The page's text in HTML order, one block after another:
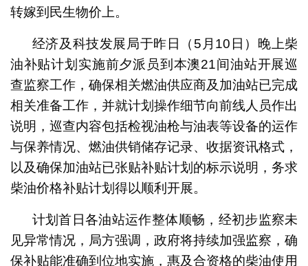
转嫁到民生物价上。
经济及科技发展局于昨日（5月10日）晚上柴
油补贴计划实施前夕派员到本澳21间油站开展巡
查监察工作，确保相关燃油供应商及加油站已完成
相关准备工作，并就计划操作细节向前线人员作出
说明，巡查内容包括检视油枪与油表等设备的运作
与保养情况、燃油供销储存记录、收据资讯格式，
以及确保加油站已张贴补贴计划的标示说明，务求
柴油价格补贴计划得以顺利开展。
计划首日各油站运作整体顺畅，经初步监察未
见异常情况，局方强调，政府将持续加强监察，确
保补贴能准确到位地实施，惠及合资格的柴油使用